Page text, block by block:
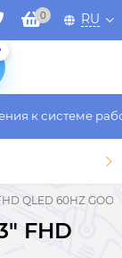
0 RU
к системе
QLED 60HZ
FHD